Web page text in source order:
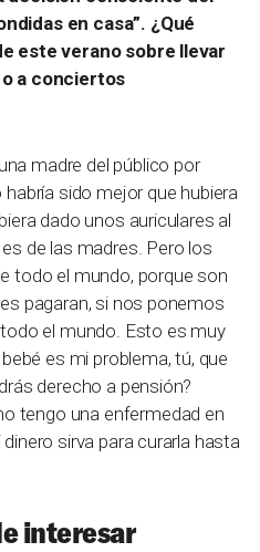
en casa”. ¿Qué
este verano sobre llevar
a conciertos
madre del público por
habría sido mejor que hubiera
dado unos auriculares al
de las madres. Pero los
todo el mundo, porque son
pagaran, si nos ponemos
el mundo. Esto es muy
es mi problema, tú, que
derecho a pensión?
tengo una enfermedad en
sirva para curarla hasta
interesar